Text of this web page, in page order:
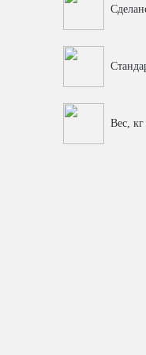
Вес,